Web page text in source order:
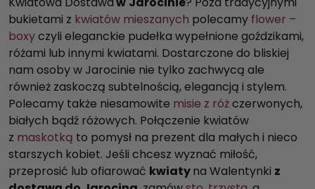
bukietami z kwiatów mieszanych polecamy flower –
boxyczyli eleganckie pudełka wypełnione goździkami,
różami lub innymi kwiatami. Dostarczone do bliskiej
nam osoby w Jarocinie nie tylko zachwycą ale
również zaskoczą subtelnością, elegancją i stylem.
Polecamy także niesamowite misie z różczerwonych,
białych bądź różowych. Połączenie kwiatów
z maskotką to pomysł na prezent dla małych i nieco
starszych kobiet. Jeśli chcesz wyznać miłość,
przeprosić lub ofiarować kwiatyna Walentynki z